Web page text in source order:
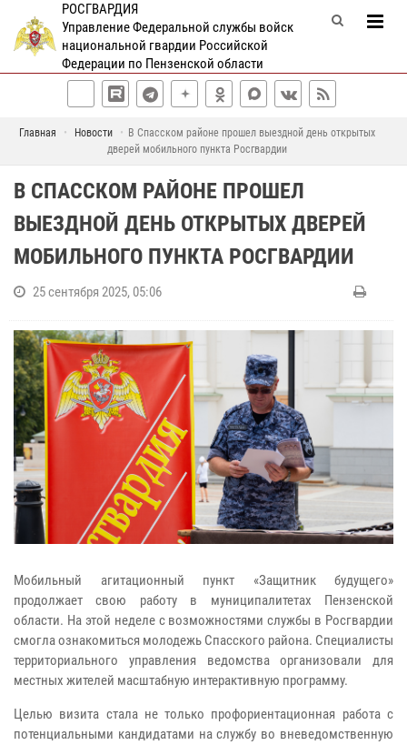
РОСГВАРДИЯ
Управление Федеральной службы войск
национальной гвардии Российской
Федерации по Пензенской области
Главная Новости
В Спасском районе прошел выездной день открытых
дверей мобильного пункта Росгвардии
В СПАССКОМ РАЙОНЕ ПРОШЕЛ
ВЫЕЗДНОЙ ДЕНЬ ОТКРЫТЫХ ДВЕРЕЙ
МОБИЛЬНОГО ПУНКТА РОСГВАРДИИ
25 сентября 2025, 05:06
Мобильный агитационный пункт «Защитник будущего»
продолжает свою работу в муниципалитетах Пензенской
области. На этой неделе с возможностями службы в Росгвардии
смогла ознакомиться молодежь Спасского района. Специалисты
территориального управления ведомства организовали для
местных жителей масштабную интерактивную программу.
Целью визита стала не только профориентационная работа с
потенциальными кандидатами на службу во вневедомственную